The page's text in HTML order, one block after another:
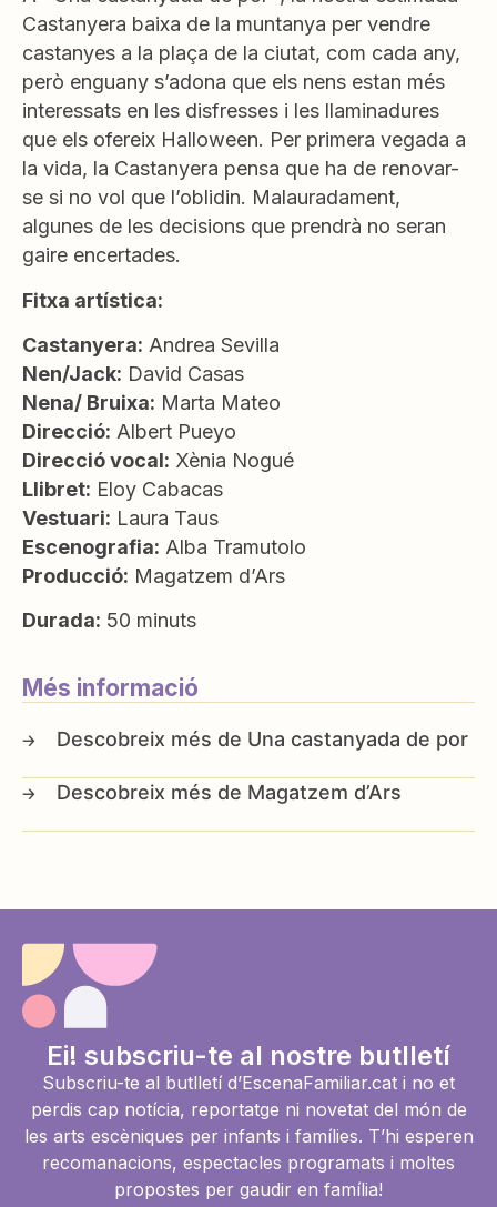
Castanyera baixa de la muntanya per vendre
castanyes a la plaça de la ciutat, com cada any,
però enguany s’adona que els nens estan més
interessats en les disfresses i les llaminadures
que els ofereix Halloween. Per primera vegada a
la vida, la Castanyera pensa que ha de renovar-
se si no vol que l’oblidin. Malauradament,
algunes de les decisions que prendrà no seran
gaire encertades.
Fitxa artística:
Castanyera: Andrea Sevilla
Nen/Jack: David Casas
Nena/ Bruixa: Marta Mateo
Direcció: Albert Pueyo
Direcció vocal: Xènia Nogué
Llibret: Eloy Cabacas
Vestuari: Laura Taus
Escenografia: Alba Tramutolo
Producció: Magatzem d’Ars
Durada: 50 minuts
Més informació
Una castanyada de por
Magatzem d’Ars
Ei! subscriu-te al nostre butlletí
Subscriu-te al butlletí d’EscenaFamiliar.cat i no et
perdis cap notícia, reportatge ni novetat del món de
les arts escèniques per infants i famílies. T’hi esperen
recomanacions, espectacles programats i moltes
propostes per gaudir en família!